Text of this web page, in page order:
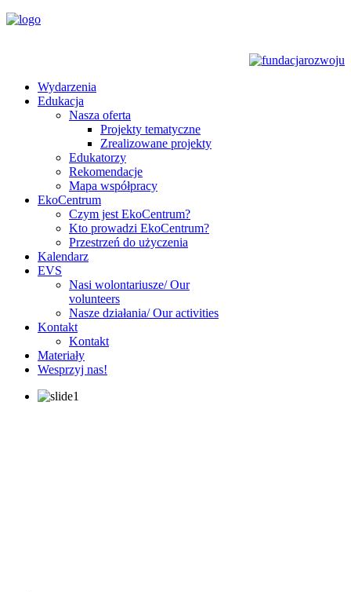
Wydarzenia
Edukacja
Nasza oferta
Projekty tematyczne
Zrealizowane projekty
Edukatorzy
Rekomendacje
Mapa współpracy
EkoCentrum
Czym jest EkoCentrum?
Kto prowadzi EkoCentrum?
Przestrzeń do użyczenia
Kalendarz
EVS
Nasi wolontariusze/ Our
volunteers
Nasze działania/ Our activities
Kontakt
Kontakt
Materiały
Wesprzyj nas!